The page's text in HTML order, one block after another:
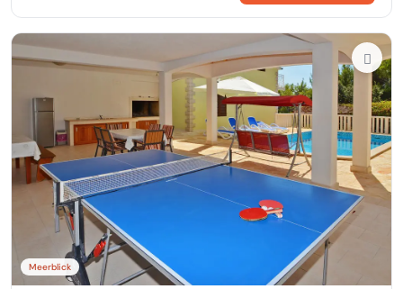
Meerblick